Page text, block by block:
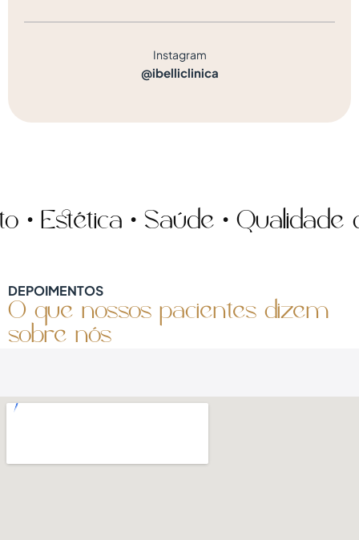
Instagram
@ibelliclinica
• Saúde • Qualidade
DEPOIMENTOS
O que nossos pacientes dizem
sobre nós